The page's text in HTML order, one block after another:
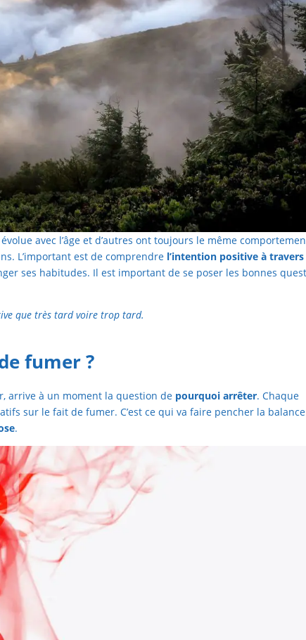
avec l’âge et d’autres ont toujours le même
L’important est de comprendre l’intention positive à travers
ses habitudes. Il est important de se poser les bonnes
que très tard voire trop tard.
fumer ?
arrive à un moment la question de pourquoi arrêter. Chaque
sur le fait de fumer. C’est ce qui va faire pencher la balance
.